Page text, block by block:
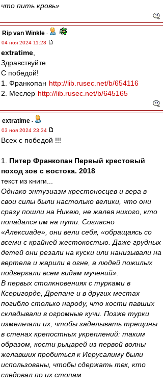
что пить кровь»
Rip van Winkle -
04 ноя 2024 11:28
extratime
Здравствуйте.
С победой!
1. Франкопан http://lib.rusec.net/b/654116
2. Меслер http://lib.rusec.net/b/645165
extratime -
03 ноя 2024 23:34
Всех с победой !!!
1. Питер Франкопан Первый крестовый
поход зов с востока. 2018
текст из книги...
Однако энтузиазм крестоносцев и вера в
свои силы были настолько велики, что они
сразу пошли на Никею, не жалея никого, кто
попадался им на пути. Согласно
«Алексиаде», они вели себя, «обращаясь со
всеми с крайней жестокостью. Даже грудных
детей они резали на куски или нанизывали на
вертела и жарили в огне, а людей пожилых
подвергали всем видам мучений».
В первых столкновениях с турками в
Ксеригорде, Дрепане и в других местах
погибло столько народу, что кости павших
складывали в огромные кучи. Позже турки
измельчали их, чтобы заделывать трещины
в стенах крепостных укреплений: таким
образом, кости рыцарей из первой волны
желавших пробиться к Иерусалиму были
использованы, чтобы сдержать тех, кто
следовал по их стопам